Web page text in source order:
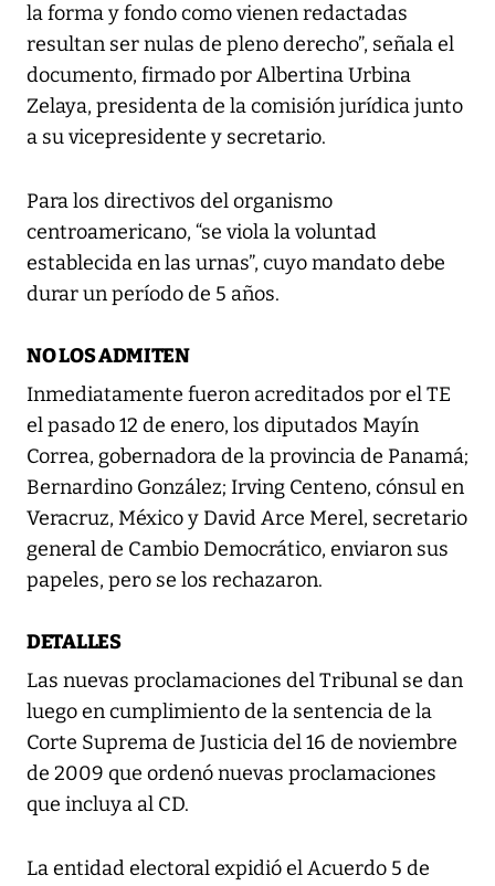
la forma y fondo como vienen redactadas
resultan ser nulas de pleno derecho”, señala el
documento, firmado por Albertina Urbina
Zelaya, presidenta de la comisión jurídica junto
a su vicepresidente y secretario.
Para los directivos del organismo
centroamericano, “se viola la voluntad
establecida en las urnas”, cuyo mandato debe
durar un período de 5 años.
NO LOS ADMITEN
Inmediatamente fueron acreditados por el TE
el pasado 12 de enero, los diputados Mayín
Correa, gobernadora de la provincia de Panamá;
Bernardino González; Irving Centeno, cónsul en
Veracruz, México y David Arce Merel, secretario
general de Cambio Democrático, enviaron sus
papeles, pero se los rechazaron.
DETALLES
Las nuevas proclamaciones del Tribunal se dan
luego en cumplimiento de la sentencia de la
Corte Suprema de Justicia del 16 de noviembre
de 2009 que ordenó nuevas proclamaciones
que incluya al CD.
La entidad electoral expidió el Acuerdo 5 de